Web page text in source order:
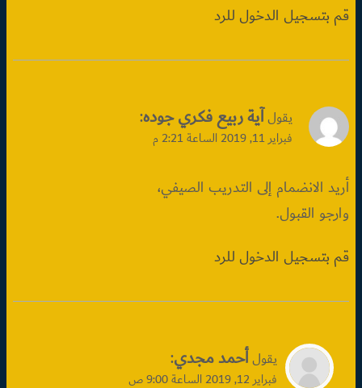
قم بتسجيل الدخول للرد
يقولآية ربيع فكري جوده:
فبراير 11, 2019 الساعة 2:21 م
أريد الانضمام إلى التدريب الصيفي،
وارجو القبول.
قم بتسجيل الدخول للرد
يقولأحمد مجدي:
فبراير 12, 2019 الساعة 9:00 ص